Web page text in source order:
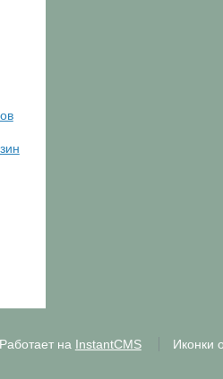
Работает на InstantCMS Иконки